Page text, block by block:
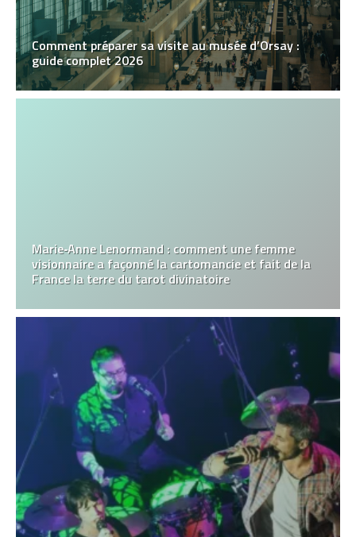
Comment préparer sa visite au musée d’Orsay :
guide complet 2026
Marie‑Anne Lenormand : comment une femme
visionnaire a façonné la cartomancie et fait de la
France la terre du tarot divinatoire